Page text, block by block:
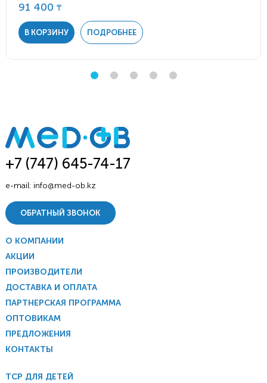
91 400 ₸
В КОРЗИНУ ПОДРОБНЕЕ
+7 (747) 645-74-17
e-mail: info@med-ob.kz
ОБРАТНЫЙ ЗВОНОК
О КОМПАНИИ
АКЦИИ
ПРОИЗВОДИТЕЛИ
ДОСТАВКА И ОПЛАТА
ПАРТНЕРСКАЯ ПРОГРАММА
ОПТОВИКАМ
ПРЕДЛОЖЕНИЯ
КОНТАКТЫ
ТСР ДЛЯ ДЕТЕЙ